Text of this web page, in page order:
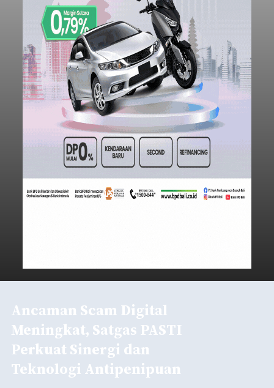
Ancaman Scam Digital
Meningkat, Satgas PASTI
Perkuat Sinergi dan
Teknologi Antipenipuan